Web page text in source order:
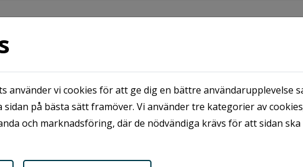
KUNDSERVICE
använder vi cookies för att ge dig en bättre användarupplevelse
sidan på bästa sätt framöver. Vi använder tre kategorier av
och marknadsföring, där de nödvändiga krävs för att sidan